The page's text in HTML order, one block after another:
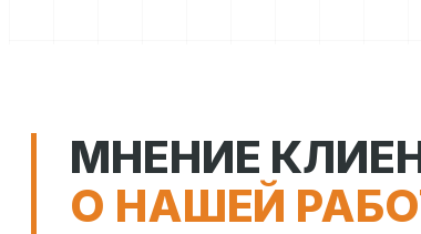
МНЕНИЕ
О НАШЕЙ